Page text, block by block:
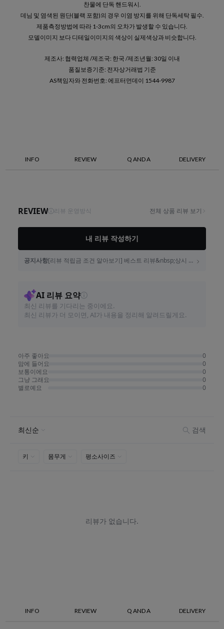
찬물에 단독 핸드워시.
데님 및 염색된 원단(블랙 포함)의 경우 이염 방지를 위해 단독세탁 필수.
제품측정방법에 따라 1-3cm의 오차가 발생할 수 있습니다.
모델이미지 보다 디테일이미지의 색상이 실제색상과 비슷합니다.
제조사: 협력업체 /제조국: 한국 /제조년월: 30일 이내
품질보증기준: 전자상거래법 기준
AS책임자와 전화번호: 에프터먼데이 1544-9987
INFO REVIEW Q AND A DELIVERY
INFO REVIEW Q AND A DELIVERY